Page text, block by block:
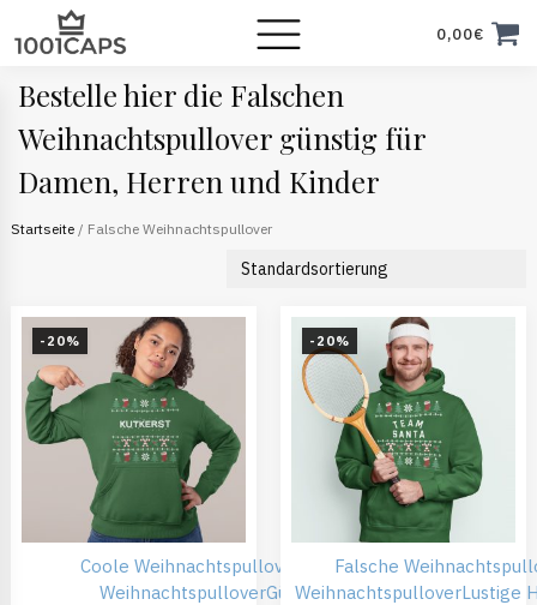
0,00€
Bestelle hier die Falschen
Weihnachtspullover günstig für
Damen, Herren und Kinder
Startseite/ Falsche Weihnachtspullover
-20%
Coole Weihnachtspullover
Falsche
WeihnachtspulloverGünstiger
-20%
Falsche
WeihnachtspulloverLustige